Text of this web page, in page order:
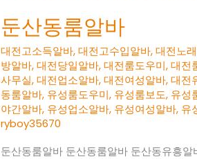
둔산동룸알바
대전고소득알바,대전고수입알바,대전노
방알바,대전당일알바,대전룸도우미,대전
사무실,대전업소알바,대전여성알바,대전
동룸알바, 유성룸도우미, 유성룸보도, 유성
야간알바, 유성업소알바, 유성여성알바, 유
ryboy35670
둔산동룸알바 둔산동룸알바 둔산동유흥